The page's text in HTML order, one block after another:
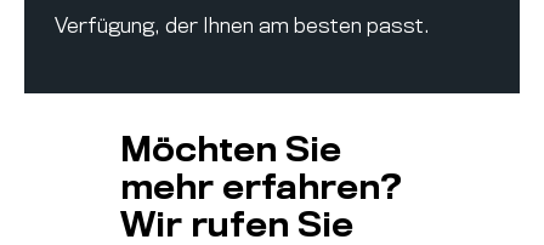
Verfügung, der Ihnen am besten passt.
Möchten Sie
mehr erfahren?
Wir rufen Sie